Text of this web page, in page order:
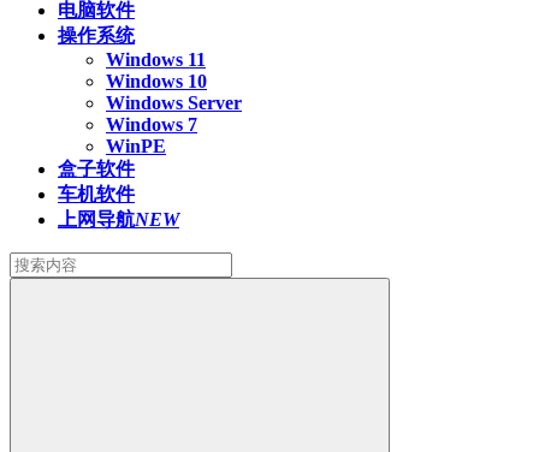
电脑软件
操作系统
Windows 11
Windows 10
Windows Server
Windows 7
WinPE
盒子软件
车机软件
上网导航NEW